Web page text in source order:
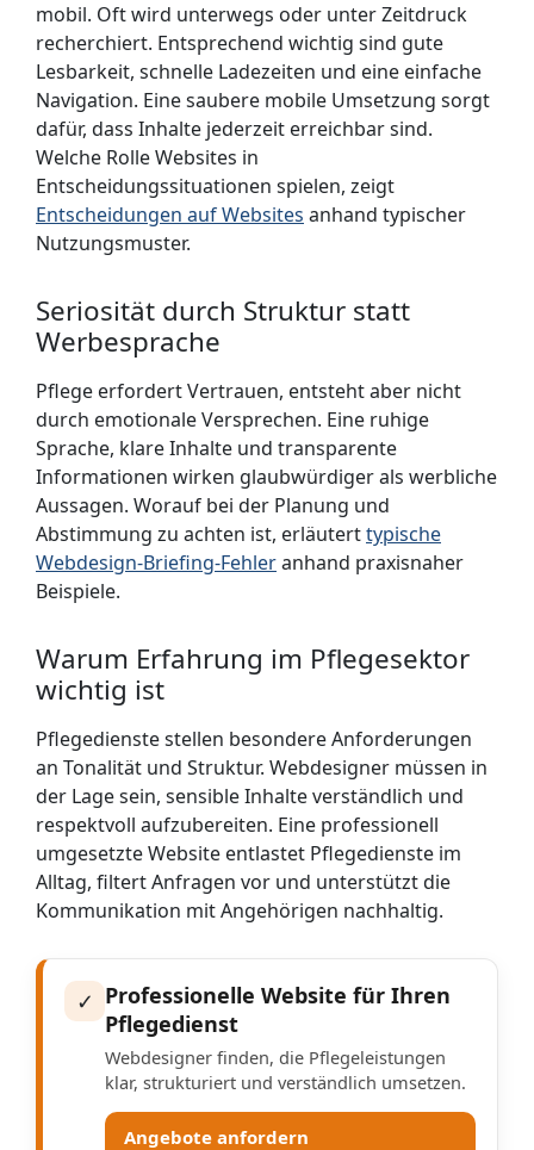
mobil. Oft wird unterwegs oder unter Zeitdruck
recherchiert. Entsprechend wichtig sind gute
Lesbarkeit, schnelle Ladezeiten und eine einfache
Navigation. Eine saubere mobile Umsetzung sorgt
dafür, dass Inhalte jederzeit erreichbar sind.
Welche Rolle Websites in
Ent­scheidungs­situationen spielen, zeigt
Entscheidungen auf Websites anhand typischer
Nutzungs­muster.
Seriosität durch Struktur statt
Werbesprache
Pflege erfordert Vertrauen, entsteht aber nicht
durch emotionale Versprechen. Eine ruhige
Sprache, klare Inhalte und transparente
Informationen wirken glaubwürdiger als werbliche
Aussagen. Worauf bei der Planung und
Abstimmung zu achten ist, erläuterttypische
Webdesign-Briefing-Fehleranhand praxisnaher
Beispiele.
Warum Erfahrung im Pflegesektor
wichtig ist
Pflegedienste stellen besondere Anforderungen
an Tonalität und Struktur. Web­designer müssen in
der Lage sein, sensible Inhalte verständlich und
respektvoll auf­zu­bereiten. Eine professionell
umgesetzte Website entlastet Pflegedienste im
Alltag, filtert Anfragen vor und unterstützt die
Kommunikation mit Angehörigen nachhaltig.
✓ Professionelle Website für Ihren
Pflegedienst
Webdesigner finden, die Pflegeleistungen
klar, strukturiert und verständlich umsetzen.
Angebote anfordern